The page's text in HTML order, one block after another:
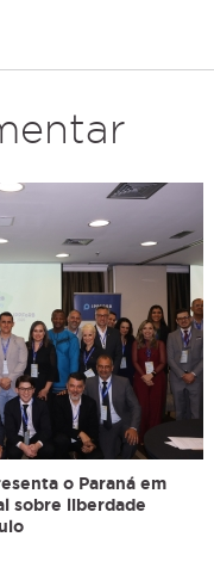
o Paraná em
sobre liberdade